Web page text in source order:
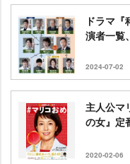
ドラマ
演者一覧
2024-07-02
主人公マ
の女』定
2020-02-06